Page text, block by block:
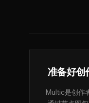
准备好创
Multic是创作